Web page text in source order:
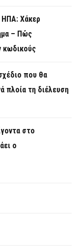
ΗΠΑ: Χάκερ
– Πώς
κωδικούς
που θα
πλοία τη διέλευση
στο
ο